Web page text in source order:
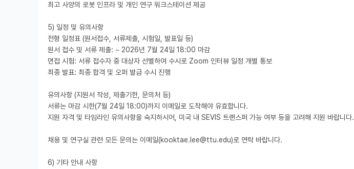
최고 사양의 로봇 인프라 및 개인 연구 워크스테이션 제공
5) 일정 및 유의사항
전형 일정표 (원서접수, 서류제출, 시험일, 발표일 등)
원서 접수 및 서류 제출: ~ 2026년 7월 24일 18:00 마감
면접 시험: 서류 접수자 중 대상자 선별하여 수시로 Zoom 인터뷰 일정 개별 통보
최종 발표: 최종 합격 및 오퍼 발급 수시 진행
유의사항 (지원서 작성, 제출기한, 문의처 등)
서류는 마감 시한(7월 24일 18:00)까지 이메일로 도착해야 유효합니다.
지원 자격 및 타임라인 유의사항을 숙지하시어, 미국 내 SEVIS 트랜스퍼 가능 여부 등을 고려해 지원 바랍니다.
채용 및 연구실 관련 모든 문의는 이메일(kooktae.lee@ttu.edu)로 연락 바랍니다.
6) 기타 안내 사항